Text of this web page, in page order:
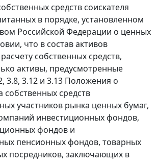
средств соискателя
в порядке, установленном
Российской Федерации о ценных
что в состав активов
собственных средств,
активы, предусмотренные
3.8, 3.12 и 3.13 Положения о
собственных средств
участников рынка ценных бумаг,
инвестиционных фондов,
фондов и
пенсионных фондов, товарных
посредников, заключающих в